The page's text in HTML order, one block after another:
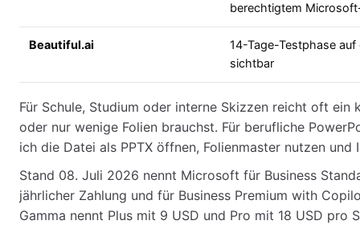
berechtigtem
Beautiful.ai
14-Tage-Testphase
sichtbar
Für Schule, Studium oder interne Skizzen reicht oft
oder nur wenige Folien brauchst. Für berufliche
ich die Datei als PPTX öffnen, Folienmaster nutzen und
Stand 08. Juli 2026 nennt Microsoft für Business
jährlicher Zahlung und für Business Premium with
Gamma nennt Plus mit 9 USD und Pro mit 18 USD pro